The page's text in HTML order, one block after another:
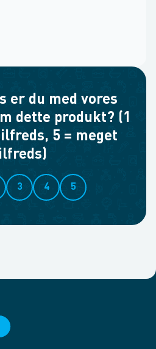
er du med vores
dette produkt? (1
5 = meget
3 4 5